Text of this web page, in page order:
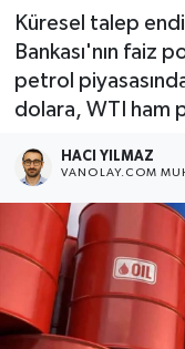
Küresel talep
Bankası'nın faiz
petrol
dolara, WTI ham
HACI YILMAZ
VANOLAY.COM
Sağlık
Eğitim
RESMİ
Süper Lig
Tüm